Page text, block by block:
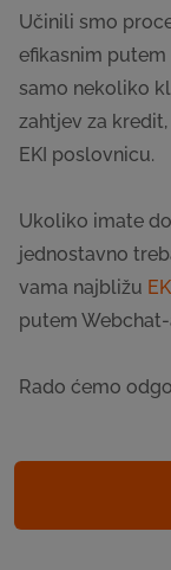
Učinili smo
efikasnim putem
samo nekoliko
zahtjev za
EKI poslovnicu.
Ukoliko imate
jednostavno
vama najbližu
putem Webchat-
Rado ćemo